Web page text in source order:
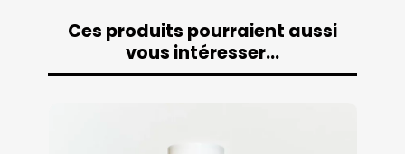
Ces produits pourraient aussi
vous intéresser…